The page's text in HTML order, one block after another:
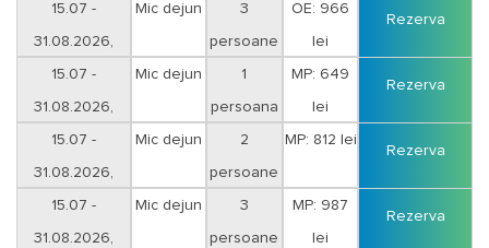
15.07 -
31.08.2026,
Mic dejun 3
persoane
OE: 966
lei
Rezerva
15.07 -
31.08.2026,
Mic dejun 1
persoana
MP: 649
lei
Rezerva
15.07 -
31.08.2026,
Mic dejun 2
persoane
MP: 812 lei
Rezerva
15.07 -
31.08.2026,
Mic dejun 3
persoane
MP: 987
lei
Rezerva